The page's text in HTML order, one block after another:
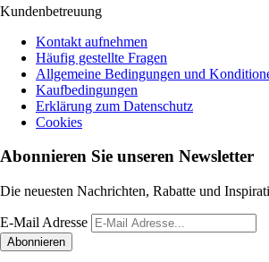
Kundenbetreuung
Kontakt aufnehmen
Häufig gestellte Fragen
Allgemeine Bedingungen und
Kaufbedingungen
Erklärung zum Datenschutz
Cookies
Abonnieren Sie unseren Newsletter
Die neuesten Nachrichten, Rabatte und
E-Mail Adresse
Abonnieren